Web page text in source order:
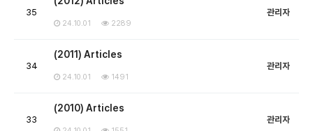
35
24.10.01 2289
관리자
34
(2011) Articles
24.10.01 1491
관리자
33
(2010) Articles
관리자